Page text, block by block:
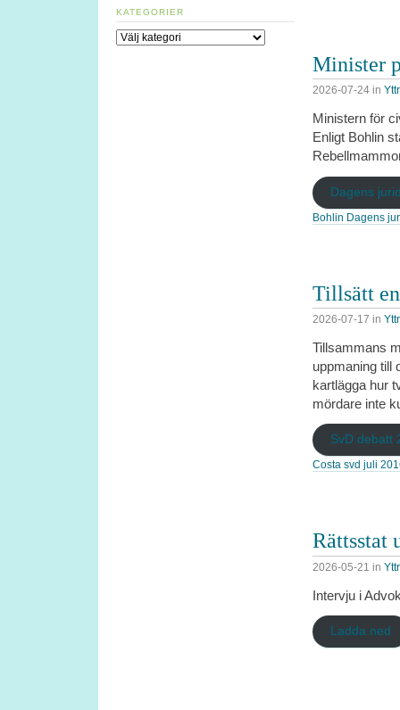
Minister
2026-07-24 in
Ministern för
Enligt Bohlin
Dagens
Bohlin Dagens
Tillsätt
2026-07-17 in
Tillsammans
uppmaning till
kartlägga hur
mördare inte
SvD debatt
Costa svd juli
Rättsstat
2026-05-21 in
Intervju i
Ladda ned
KATEGORIER
Kategorier